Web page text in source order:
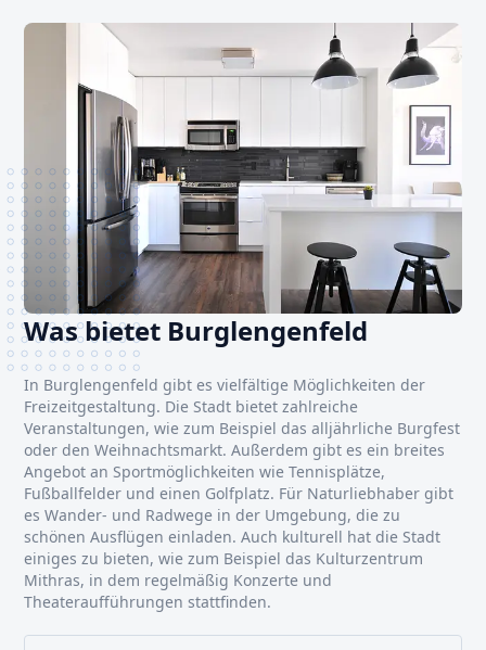
Was bietet Burglengenfeld
In Burglengenfeld gibt es vielfältige Möglichkeiten der
Freizeitgestaltung. Die Stadt bietet zahlreiche
Veranstaltungen, wie zum Beispiel das alljährliche Burgfest
oder den Weihnachtsmarkt. Außerdem gibt es ein breites
Angebot an Sportmöglichkeiten wie Tennisplätze,
Fußballfelder und einen Golfplatz. Für Naturliebhaber gibt
es Wander- und Radwege in der Umgebung, die zu
schönen Ausflügen einladen. Auch kulturell hat die Stadt
einiges zu bieten, wie zum Beispiel das Kulturzentrum
Mithras, in dem regelmäßig Konzerte und
Theateraufführungen stattfinden.